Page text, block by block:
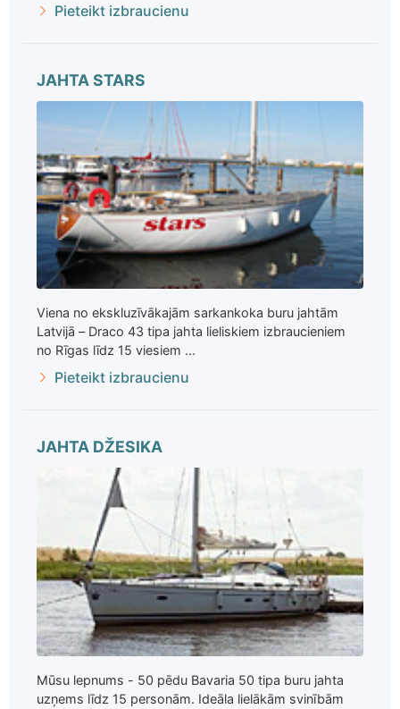
Pieteikt izbraucienu
JAHTA STARS
Viena no ekskluzīvākajām sarkankoka buru jahtām
Latvijā – Draco 43 tipa jahta lieliskiem izbraucieniem
no Rīgas līdz 15 viesiem ...
Pieteikt izbraucienu
JAHTA DŽESIKA
Mūsu lepnums - 50 pēdu Bavaria 50 tipa buru jahta
uzņems līdz 15 personām. Ideāla lielākām svinībām